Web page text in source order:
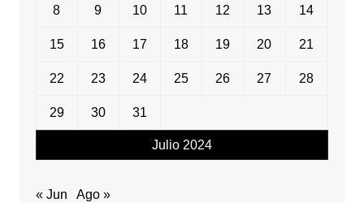
Julio 2024
8 9 10 11 12 13 14
15 16 17 18 19 20 21
22 23 24 25 26 27 28
29 30 31
« Jun Ago »